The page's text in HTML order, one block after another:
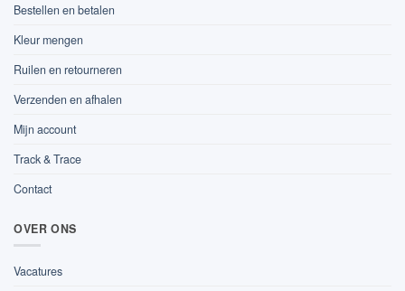
Bestellen en betalen
Kleur mengen
Ruilen en retourneren
Verzenden en afhalen
Mijn account
Track & Trace
Contact
OVER ONS
Vacatures